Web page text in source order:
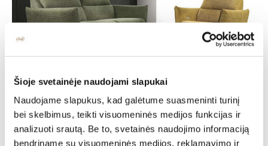
Šioje svetainėje naudojami slapukai
Naudojame slapukus, kad galėtume suasmeninti turinį
bei skelbimus, teikti visuomeninės medijos funkcijas ir
analizuoti srautą. Be to, svetainės naudojimo informaciją
bendriname su visuomeninės medijos, reklamavimo ir
Minkšti baldai -
jaukumas ir stilius jūsų
namuose